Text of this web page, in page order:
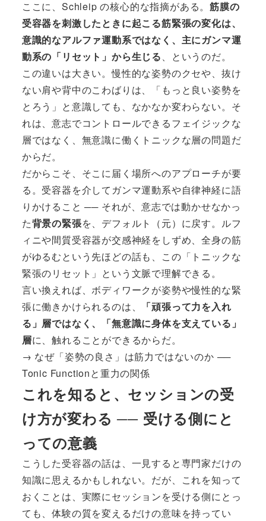
ここに、Schleip の核心的な指摘がある。筋膜の
受容器を刺激したときに起こる筋緊張の変化は、
意識的なアルファ運動系ではなく、主にガンマ運
動系の「リセット」から生じる、というのだ。
この違いは大きい。慢性的な姿勢のクセや、抜け
ない肩や背中のこわばりは、「もっと良い姿勢を
とろう」と意識しても、なかなか変わらない。そ
れは、意志でコントロールできるフェイジックな
層ではなく、無意識に働くトニックな層の問題だ
からだ。
だからこそ、そこに届く場所へのアプローチが要
る。受容器を介してガンマ運動系や自律神経に語
りかけること ── それが、意志では動かせなかっ
た背景の緊張を、デフォルト（元）に戻す。ルフ
ィニや間質受容器が交感神経をしずめ、全身の筋
がゆるむという先ほどの話も、この「トニックな
緊張のリセット」という文脈で理解できる。
言い換えれば、ボディワークが姿勢や慢性的な緊
張に働きかけられるのは、
「頑張って力を入れ
る」層ではなく、「無意識に身体を支えている」
層に、触れることができるからだ。
→ なぜ「姿勢の良さ」は筋力ではないのか ──
Tonic Functionと重力の関係
これを知ると、セッションの受
け方が変わる ── 受ける側にと
っての意義
こうした受容器の話は、一見すると専門家だけの
知識に思えるかもしれない。だが、これを知って
おくことは、実際にセッションを受ける側にとっ
ても、体験の質を変えるだけの意味を持ってい